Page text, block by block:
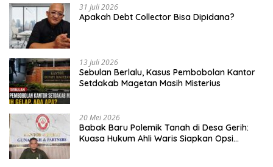
31 Juli 2026
Apakah Debt Collector Bisa Dipidana?
13 Juli 2026
Sebulan Berlalu, Kasus Pembobolan Kantor
Setdakab Magetan Masih Misterius
20 Mei 2026
Babak Baru Polemik Tanah di Desa Gerih:
Kuasa Hukum Ahli Waris Siapkan Opsi